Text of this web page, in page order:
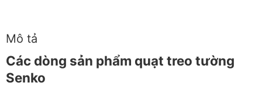
Mô tả
Các dòng sản phẩm quạt treo tường
Senko